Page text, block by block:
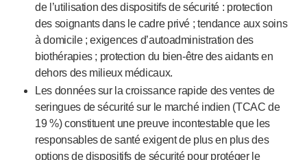
Aidaptus®autoinjecteur
EcoSafe®
EcoSafe®seringue de sécurité
Autoinjecteur réutilisable EcoSafe ®companion
NOTRE EXPERTISE
Services pharmaceutiques
Capacités de fabrication
Gestion des opérations
Gestion de la chaîne d’approvisionnement
de l’utilisation des dispositifs de sécurité : protection
des soignants dans le cadre privé ; tendance aux soins
à domicile ; exigences d’autoadministration des
biothérapies ; protection du bien-être des aidants en
dehors des milieux médicaux.
Les données sur la croissance rapide des ventes de
seringues de sécurité sur le marché indien (TCAC de
19 %) constituent une preuve incontestable que les
responsables de santé exigent de plus en plus des
options de dispositifs de sécurité pour protéger le